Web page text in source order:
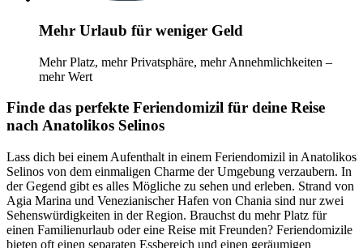
Mehr Urlaub für weniger Geld
Mehr Platz, mehr Privatsphäre, mehr Annehmlichkeiten –
mehr Wert
Finde das perfekte Feriendomizil für deine Reise
nach Anatolikos Selinos
Lass dich bei einem Aufenthalt in einem Feriendomizil in Anatolikos
Selinos von dem einmaligen Charme der Umgebung verzaubern. In
der Gegend gibt es alles Mögliche zu sehen und erleben. Strand von
Agia Marina und Venezianischer Hafen von Chania sind nur zwei
Sehenswürdigkeiten in der Region. Brauchst du mehr Platz für
einen Familienurlaub oder eine Reise mit Freunden? Feriendomizile
bieten oft einen separaten Essbereich und einen geräumigen